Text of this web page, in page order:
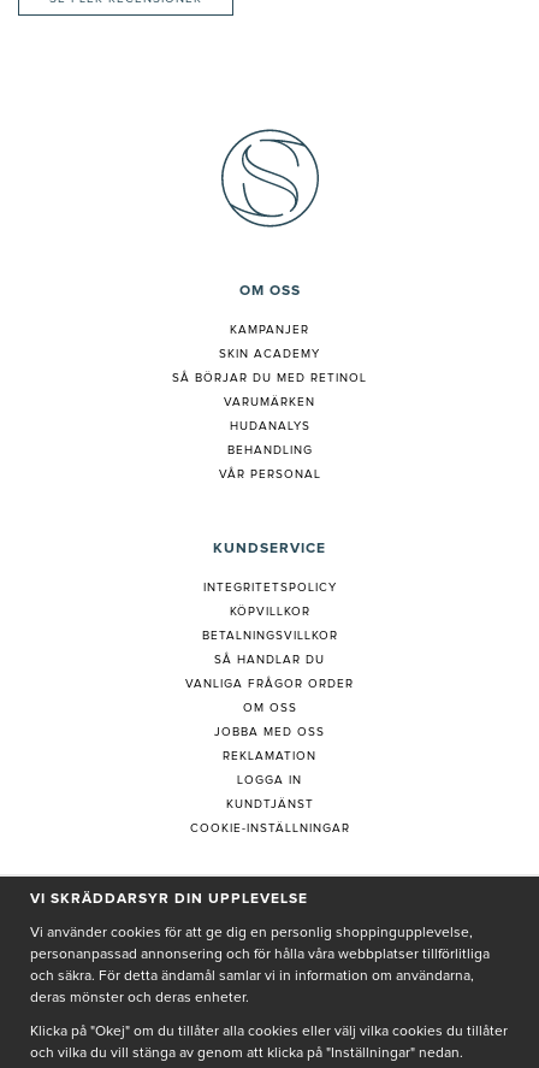
OM OSS
KAMPANJER
SKIN ACADEMY
SÅ BÖRJAR DU MED RETINOL
VARUMÄRKEN
HUDANALYS
BEHANDLING
VÅR PERSONAL
KUNDSERVICE
INTEGRITETSPOLICY
KÖPVILLKOR
BETALNINGSVILLKOR
SÅ HANDLAR DU
VANLIGA FRÅGOR ORDER
OM OSS
JOBBA MED OSS
REKLAMATION
LOGGA IN
KUNDTJÄNST
COOKIE-INSTÄLLNINGAR
PRENUMERERA PÅ NYHETSBREV
Genom att ge min e-post, accepterar jag Seth och Sally integritetspolicy
De uppgifter du matar in kommer endast användas till våra nyhetsbrev.
VI SKRÄDDARSYR DIN UPPLEVELSE
Vi använder cookies för att ge dig en personlig shoppingupplevelse,
personanpassad annonsering och för hålla våra webbplatser tillförlitliga
och säkra. För detta ändamål samlar vi in information om användarna,
deras mönster och deras enheter.
Klicka på "Okej" om du tillåter alla cookies eller välj vilka cookies du tillåter
och vilka du vill stänga av genom att klicka på "Inställningar" nedan.